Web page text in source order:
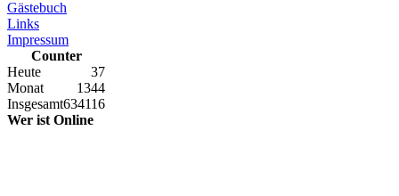
Gästebuch
Links
Impressum
Counter
Heute
37
Monat
1344
Insgesamt634116
Wer ist Online